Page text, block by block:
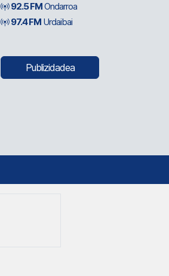
92.5 FMOndarroa
97.4 FM Urdaibai
Publizidadea